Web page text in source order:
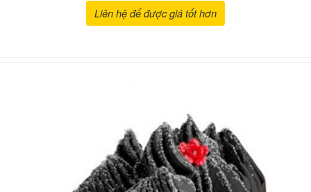
Liên hệ để được giá tốt hơn